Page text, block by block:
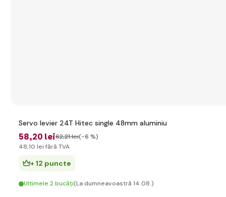
Servo levier 24T Hitec single 48mm aluminiu
58,20 lei62,21 lei(-6 %)
48,10 lei fără TVA
+ 12 puncte
Ultimele 2 bucăți(La dumneavoastră 14.08.)